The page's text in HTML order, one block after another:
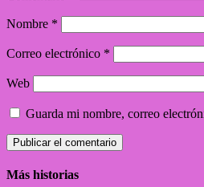
Nombre *
Correo electrónico *
Web
Guarda mi nombre, correo
Más historias